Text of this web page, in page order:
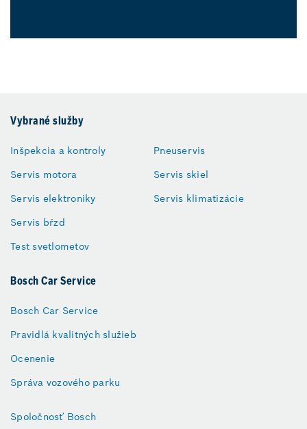
Vybrané služby
Inšpekcia a kontroly
Servis motora
Servis elektroniky
Servis bŕzd
Test svetlometov
Pneuservis
Servis skiel
Servis klimatizácie
Bosch Car Service
Bosch Car Service
Pravidlá kvalitných služieb
Ocenenie
Správa vozového parku
Spoločnosť Bosch